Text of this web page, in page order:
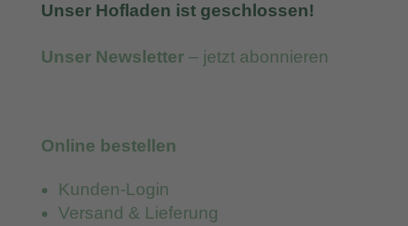
Unser Hofladen ist geschlossen!
Unser Newsletter– jetzt abonnieren
Online bestellen
Kunden-Login
Versand & Lieferung